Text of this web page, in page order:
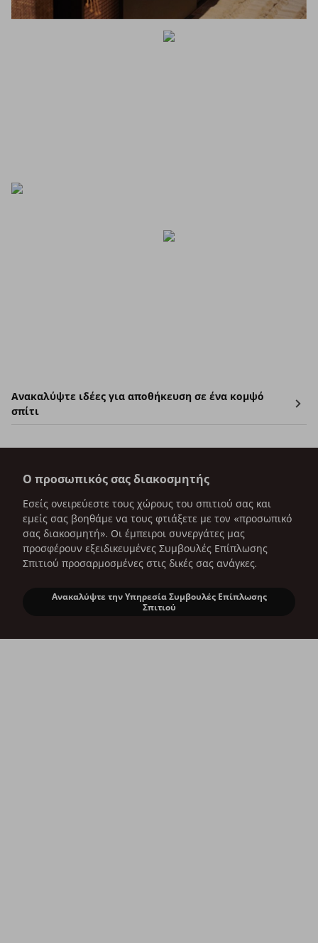
Ανακαλύψτε ιδέες για αποθήκευση σε ένα κομψό
σπίτι
Ο προσωπικός σας διακοσμητής
Εσείς ονειρεύεστε τους χώρους του σπιτιού σας και
εμείς σας βοηθάμε να τους φτιάξετε με τον «προσωπικό
σας διακοσμητή». Οι έμπειροι συνεργάτες μας
προσφέρουν εξειδικευμένες Συμβουλές Επίπλωσης
Σπιτιού προσαρμοσμένες στις δικές σας ανάγκες.
Ο προσωπικός σας διακοσμητής
Ανακαλύψτε την Υπηρεσία Συμβουλές Επίπλωσης
Σπιτιού